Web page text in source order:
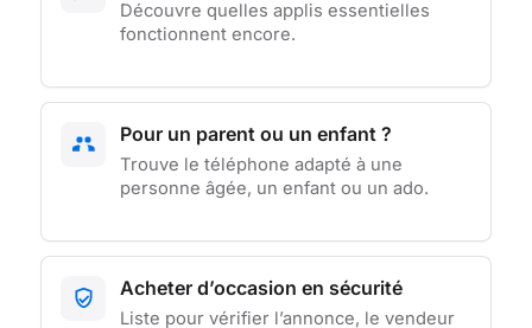
Découvre quelles applis essentielles
fonctionnent encore.
Pour un parent ou un enfant ?
Trouve le téléphone adapté à une
personne âgée, un enfant ou un ado.
Acheter d’occasion en sécurité
Liste pour vérifier l’annonce, le vendeur